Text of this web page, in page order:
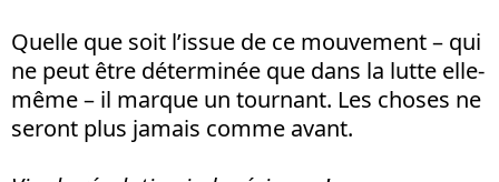
Quelle que soit l’issue de ce mouvement – qui
ne peut être déterminée que dans la lutte elle-
même – il marque un tournant. Les choses ne
seront plus jamais comme avant.